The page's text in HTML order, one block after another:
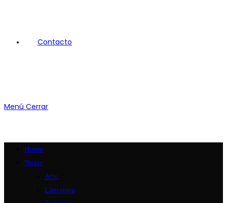
Contacto
Menú Cerrar
Home
Notas
Arte
Literatura